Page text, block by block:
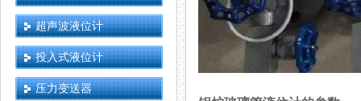
超声波液位计
投入式液位计
压力变送器